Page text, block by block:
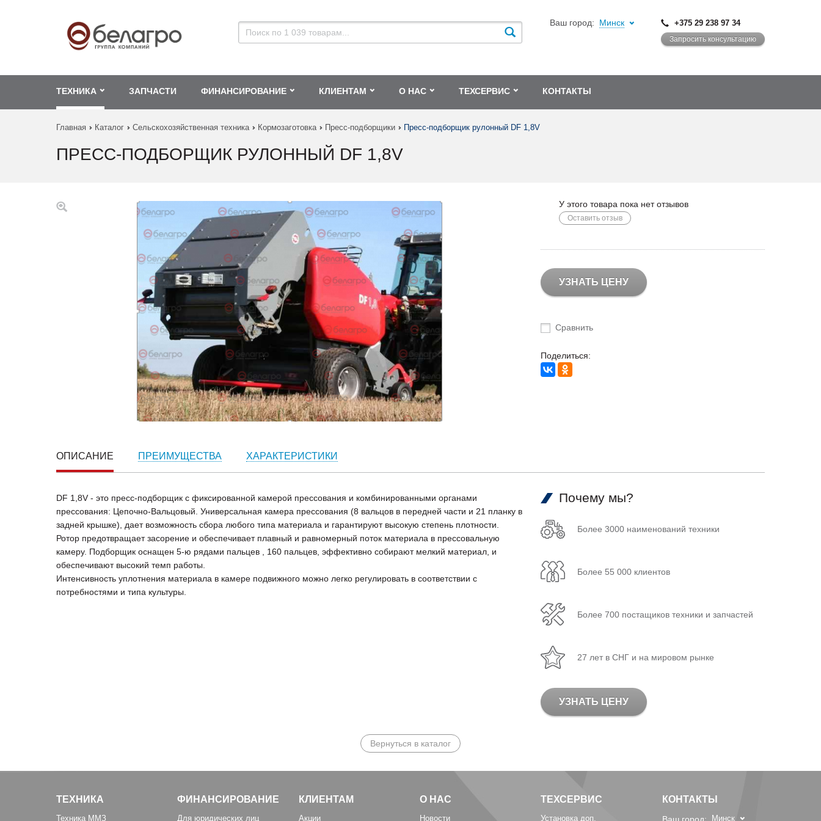
Ваш город: Минск +375 29 238 97 34
Запросить консультацию
ТЕХНИКА ЗАПЧАСТИ ФИНАНСИРОВАНИЕ КЛИЕНТАМ О НАС ТЕХСЕРВИС КОНТАКТЫ
Главная Каталог Сельскохозяйственная техника Кормозаготовка Пресс-подборщики Пресс-подборщик рулонный DF 1,8V
ПРЕСС-ПОДБОРЩИК РУЛОННЫЙ DF 1,8V
У этого товара пока нет отзывов
Оставить отзыв
УЗНАТЬ ЦЕНУ
Сравнить
Поделиться:
ОПИСАНИЕ ПРЕИМУЩЕСТВА ХАРАКТЕРИСТИКИ
DF 1,8V - это пресс-подборщик с фиксированной камерой прессования и комбинированными органами
прессования: Цепочно-Вальцовый. Универсальная камера прессования (8 вальцов в передней части и 21 планку в
задней крышке), дает возможность сбора любого типа материала и гарантируют высокую степень плотности.
Ротор предотвращает засорение и обеспечивает плавный и равномерный поток материала в прессовальную
камеру. Подборщик оснащен 5-ю рядами пальцев , 160 пальцев, эффективно собирают мелкий материал, и
обеспечивают высокий темп работы.
Интенсивность уплотнения материала в камере подвижного можно легко регулировать в соответствии с
потребностями и типа культуры.
Почему мы?
Более 3000 наименований техники
Более 55 000 клиентов
Более 700 постащиков техники и запчастей
27 лет в СНГ и на мировом рынке
УЗНАТЬ ЦЕНУ
Вернуться в каталог
ТЕХНИКА
Техника ММЗ
ФИНАНСИРОВАНИЕ
Для юридических лиц
КЛИЕНТАМ
Акции
О НАС
Новости
ТЕХСЕРВИС
Установка доп.
КОНТАКТЫ
Минск